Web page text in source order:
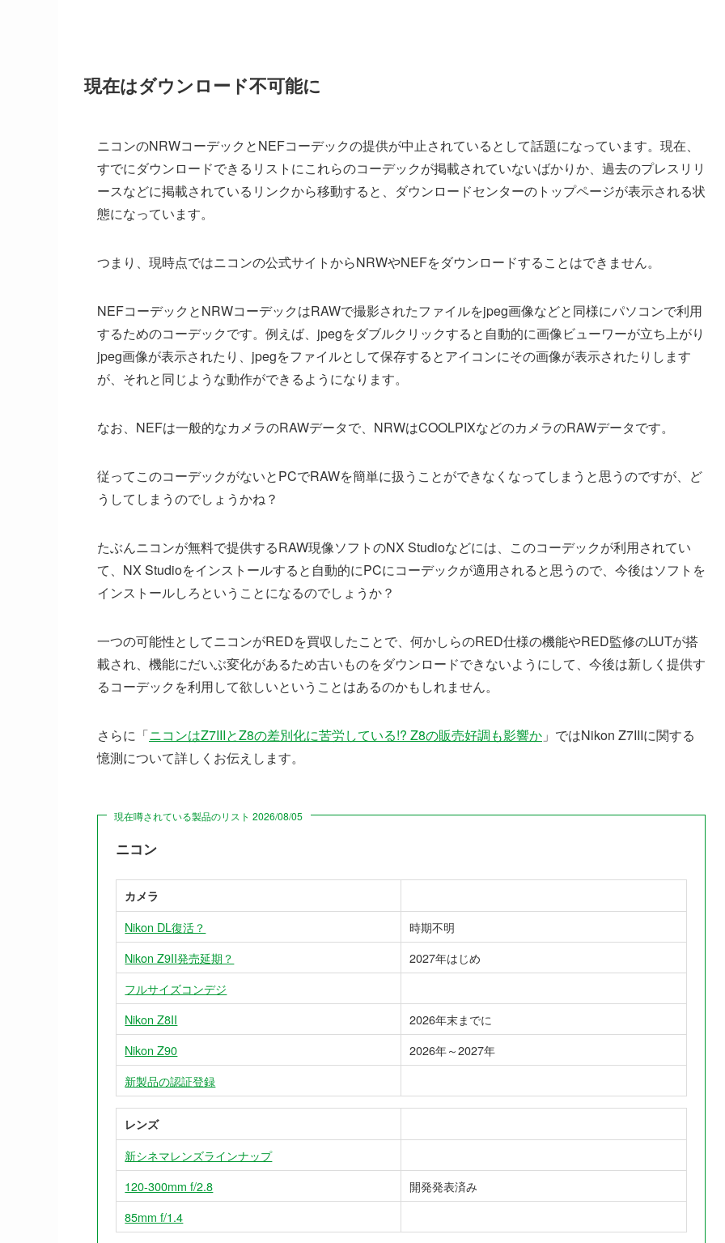
現在はダウンロード不可能に
ニコンのNRWコーデックとNEFコーデックの提供が中止されているとして話題になっています。現在、
すでにダウンロードできるリストにこれらのコーデックが掲載されていないばかりか、過去のプレスリリ
ースなどに掲載されているリンクから移動すると、ダウンロードセンターのトップページが表示される状
態になっています。
つまり、現時点ではニコンの公式サイトからNRWやNEFをダウンロードすることはできません。
NEFコーデックとNRWコーデックはRAWで撮影されたファイルをjpeg画像などと同様にパソコンで利用
するためのコーデックです。例えば、jpegをダブルクリックすると自動的に画像ビューワーが立ち上がり
jpeg画像が表示されたり、jpegをファイルとして保存するとアイコンにその画像が表示されたりします
が、それと同じような動作ができるようになります。
なお、NEFは一般的なカメラのRAWデータで、NRWはCOOLPIXなどのカメラのRAWデータです。
従ってこのコーデックがないとPCでRAWを簡単に扱うことができなくなってしまうと思うのですが、ど
うしてしまうのでしょうかね？
たぶんニコンが無料で提供するRAW現像ソフトのNX Studioなどには、このコーデックが利用されてい
て、NX Studioをインストールすると自動的にPCにコーデックが適用されると思うので、今後はソフトを
インストールしろということになるのでしょうか？
一つの可能性としてニコンがREDを買収したことで、何かしらのRED仕様の機能やRED監修のLUTが搭
載され、機能にだいぶ変化があるため古いものをダウンロードできないようにして、今後は新しく提供す
るコーデックを利用して欲しいということはあるのかもしれません。
さらに「ニコンはZ7IIIとZ8の差別化に苦労している!? Z8の販売好調も影響か 」ではNikon Z7IIIに関する
憶測について詳しくお伝えします。
現在噂されている製品のリスト 2026/08/05
ニコン
カメラ
Nikon DL復活？
時期不明
Nikon Z9II発売延期？
2027年はじめ
フルサイズコンデジ
Nikon Z8II
2026年末までに
Nikon Z90
2026年～2027年
新製品の認証登録
レンズ
新シネマレンズラインナップ
120-300mm f/2.8
開発発表済み
85mm f/1.4